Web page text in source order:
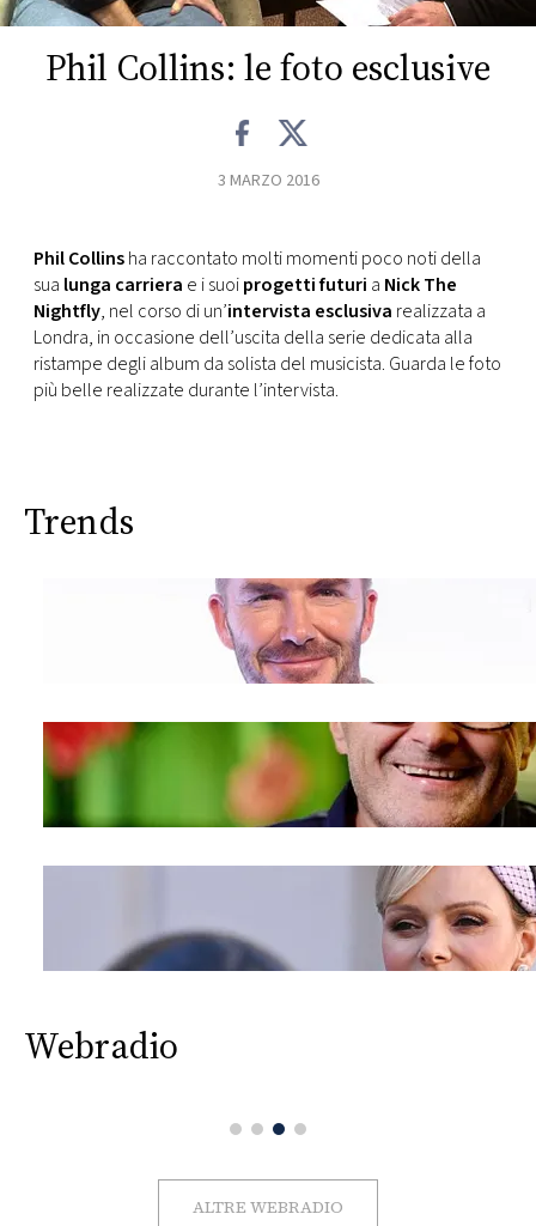
FOTO
VIDEO
TV
PRINCIPATO
RMC
CONSIGLIA
Phil Collins: le foto esclusive
3 MARZO 2016
Phil Collinsha raccontato molti momenti poco noti della
sua lunga carriera e i suoiprogetti futuri a Nick The
Nightfly, nel corso di un’intervista esclusiva realizzata a
Londra, in occasione dell’uscita della serie dedicata alla
ristampe degli album da solista del musicista. Guarda le foto
più belle realizzate durante l’intervista.
Trends
Webradio
ALTRE WEBRADIO